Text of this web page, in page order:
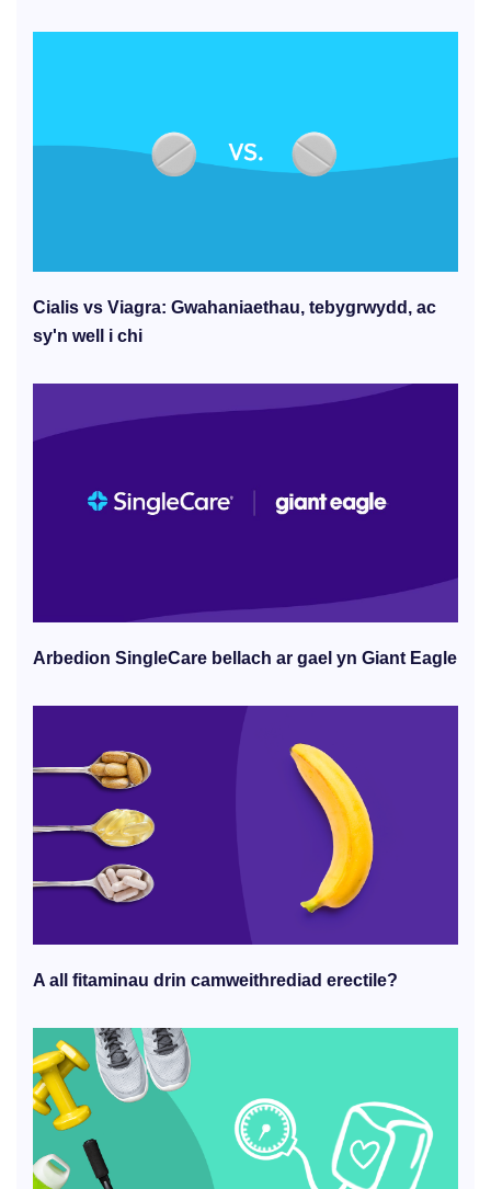
Cialis vs Viagra: Gwahaniaethau, tebygrwydd, ac
sy'n well i chi
Arbedion SingleCare bellach ar gael yn Giant Eagle
A all fitaminau drin camweithrediad erectile?